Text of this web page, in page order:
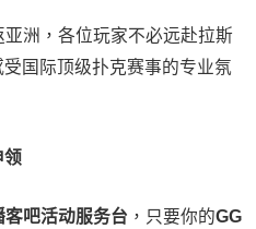
洲，各位玩家不必远赴拉斯
国际顶级扑克赛事的专业氛
领
客吧活动服务台 ，只要你的GG